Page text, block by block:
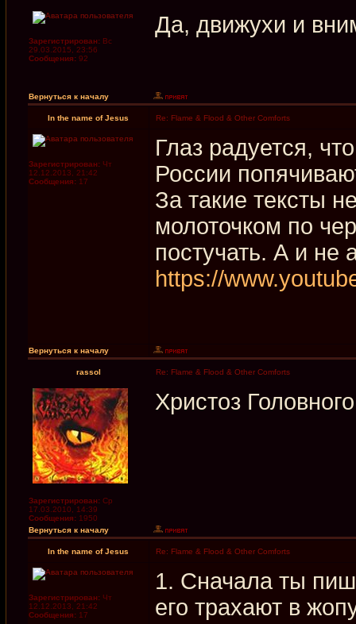
Зарегистрирован: Вс
29.03.2015, 23:56
Сообщения: 92
Да, движухи и
Вернуться к началу
In the name of Jesus Re: Flame & Flood & Other Comforts
Зарегистрирован: Чт
12.12.2013, 21:42
Сообщения: 17
Глаз радуется,
России
За такие тексты
молоточком по
постучать. А и не
https://
Вернуться к началу
rassol Re: Flame & Flood & Other Comforts
Зарегистрирован: Ср
17.03.2010, 14:39
Сообщения: 1950
Христоз
Вернуться к началу
In the name of Jesus Re: Flame & Flood & Other Comforts
Зарегистрирован: Чт
12.12.2013, 21:42
Сообщения: 17
1. Сначала ты
его трахают в